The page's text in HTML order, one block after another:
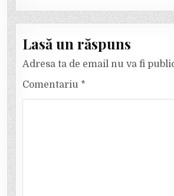
Lasă un răspuns
Adresa ta de email nu va fi
Comentariu *